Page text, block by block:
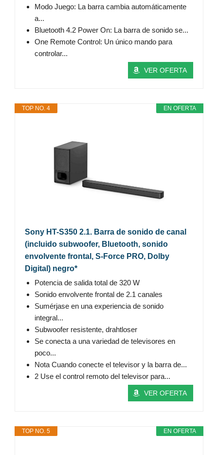
Modo Juego: La barra cambia automáticamente
a...
Bluetooth 4.2 Power On: La barra de sonido se...
One Remote Control: Un único mando para
controlar...
VER OFERTA
EN OFERTA
TOP NO. 4
Sony HT-S350 2.1. Barra de sonido de canal
(incluido subwoofer, Bluetooth, sonido
envolvente frontal, S-Force PRO, Dolby
Digital) negro*
Potencia de salida total de 320 W
Sonido envolvente frontal de 2.1 canales
Sumérjase en una experiencia de sonido
integral...
Subwoofer resistente, drahtloser
Se conecta a una variedad de televisores en
poco...
Nota Cuando conecte el televisor y la barra de...
2 Use el control remoto del televisor para...
VER OFERTA
EN OFERTA
TOP NO. 5